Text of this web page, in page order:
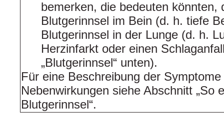
bemerken, die bedeuten könnten,
Blutgerinnsel im Bein (d. h. tiefe
Blutgerinnsel in der Lunge (d. h.
Herzinfarkt oder einen
„Blutgerinnsel“ unten).
Für eine Beschreibung der
Nebenwirkungen siehe Abschnitt „So
Blutgerinnsel“.